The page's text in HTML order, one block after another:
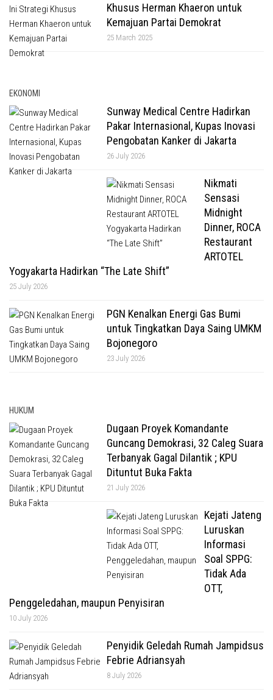
Khusus Herman Khaeron untuk
Kemajuan Partai Demokrat
25 March 2025
EKONOMI
Sunway Medical Centre Hadirkan
Pakar Internasional, Kupas Inovasi
Pengobatan Kanker di Jakarta
26 July 2026
Nikmati
Sensasi
Midnight
Dinner, ROCA
Restaurant
ARTOTEL
Yogyakarta Hadirkan “The Late Shift”
25 July 2026
PGN Kenalkan Energi Gas Bumi
untuk Tingkatkan Daya Saing UMKM
Bojonegoro
23 July 2026
HUKUM
Dugaan Proyek Komandante
Guncang Demokrasi, 32 Caleg Suara
Terbanyak Gagal Dilantik ; KPU
Dituntut Buka Fakta
21 July 2026
Kejati Jateng
Luruskan
Informasi
Soal SPPG:
Tidak Ada
OTT,
Penggeledahan, maupun Penyisiran
10 July 2026
Penyidik Geledah Rumah Jampidsus
Febrie Adriansyah
8 July 2026